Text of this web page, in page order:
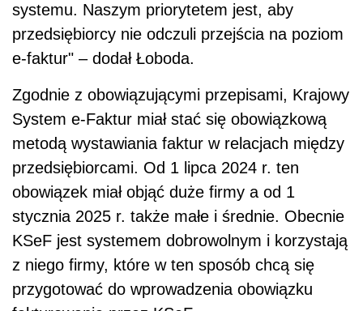
systemu. Naszym priorytetem jest, aby
przedsiębiorcy nie odczuli przejścia na poziom
e-faktur" – dodał Łoboda.
Zgodnie z obowiązującymi przepisami, Krajowy
System e-Faktur miał stać się obowiązkową
metodą wystawiania faktur w relacjach między
przedsiębiorcami. Od 1 lipca 2024 r. ten
obowiązek miał objąć duże firmy a od 1
stycznia 2025 r. także małe i średnie. Obecnie
KSeF jest systemem dobrowolnym i korzystają
z niego firmy, które w ten sposób chcą się
przygotować do wprowadzenia obowiązku